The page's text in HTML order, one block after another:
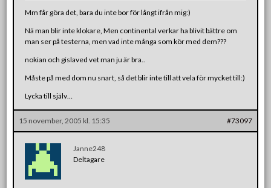
Mm får göra det, bara du inte bor för långt ifrån mig:)
Nä man blir inte klokare, Men continental verkar ha blivit bättre om
man ser på testerna, men vad inte många som kör med dem???
nokian och gislaved vet man ju är bra..
Måste på med dom nu snart, så det blir inte till att vela för mycket till:)
Lycka till själv…
15 november, 2005 kl. 15:35 #73097
Janne248
Deltagare